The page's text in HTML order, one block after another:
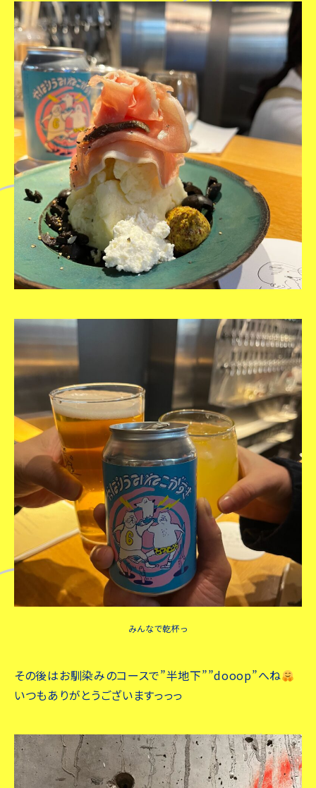
みんなで乾杯っ
その後はお馴染みのコースで”半地下””dooop”へね
いつもありがとうございますっっっ